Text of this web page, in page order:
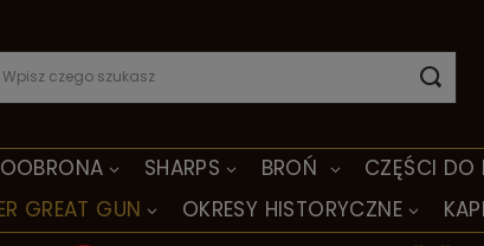
SHARPS BROŃ CZĘŚCI DO
GREAT GUN
OKRESY HISTORYCZNE